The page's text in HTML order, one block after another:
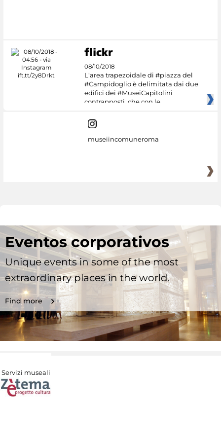
08/10/2018
L'area trapezoidale di #piazza del
#Campidoglio è delimitata dai due
edifici dei #MuseiCapitolini
contrapposti, che con le
museiincomuneroma
Eventos corporativos
Unique events in some of the most
extraordinary places in the world.
Find more
Servizi museali